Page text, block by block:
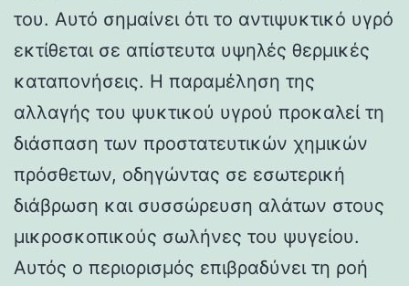
του. Αυτό σημαίνει ότι το αντιψυκτικό υγρό
εκτίθεται σε απίστευτα υψηλές θερμικές
καταπονήσεις. Η παραμέληση της
αλλαγής του ψυκτικού υγρού προκαλεί τη
διάσπαση των προστατευτικών χημικών
πρόσθετων, οδηγώντας σε εσωτερική
διάβρωση και συσσώρευση αλάτων στους
μικροσκοπικούς σωλήνες του ψυγείου.
Αυτός ο περιορισμός επιβραδύνει τη ροή